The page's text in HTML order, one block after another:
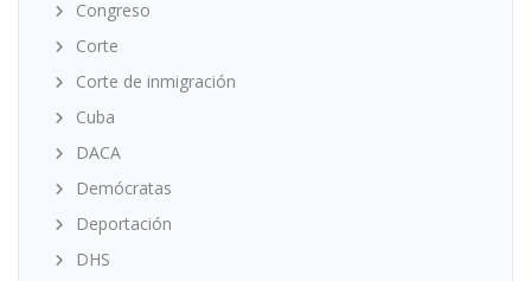
Congreso
Corte
Corte de inmigración
Cuba
DACA
Demócratas
Deportación
DHS